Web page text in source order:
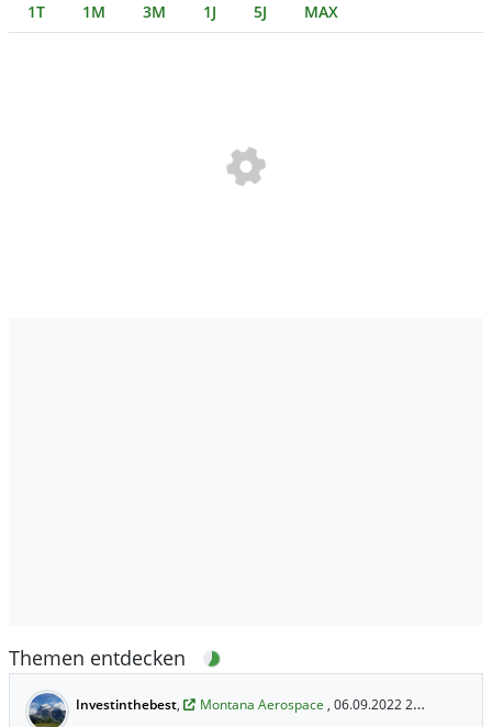
1T 1M 3M 1J 5J MAX
Themen entdecken
Investinthebest, Montana Aerospace , 06.09.2022 20:57 Uhr